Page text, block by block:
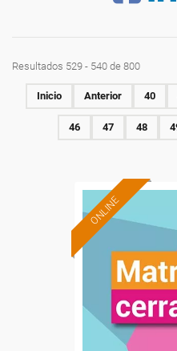
Resultados 529 - 540 de 800
Inicio Anterior 40
46 47 48
ONLINE